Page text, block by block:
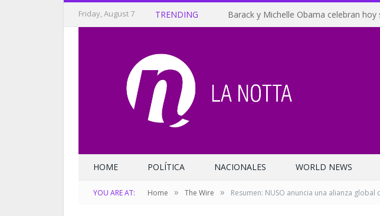
Friday, August 7 TRENDING Barack y Michelle Obama celebran
HOME POLÍTICA NACIONALES WORLD NEWS
YOU ARE AT: Home » The Wire » Resumen: NUSO anuncia una alianza